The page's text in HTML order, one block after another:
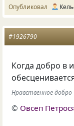
Опубликовал
#1926790
Когда добро в
Нравственное добро
© Овсеп